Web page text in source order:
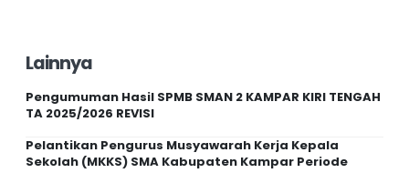
Lainnya
Pengumuman Hasil SPMB SMAN 2 KAMPAR KIRI TENGAH
TA 2025/2026 REVISI
Pelantikan Pengurus Musyawarah Kerja Kepala
Sekolah (MKKS) SMA Kabupaten Kampar Periode